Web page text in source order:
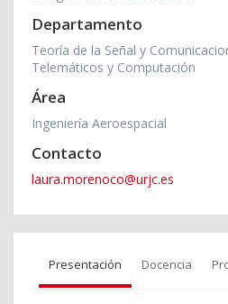
Departamento
Teoría de la Señal y
Telemáticos y Computación
Área
Ingeniería Aeroespacial
Contacto
laura.morenoco@urjc.es
Presentación Docencia